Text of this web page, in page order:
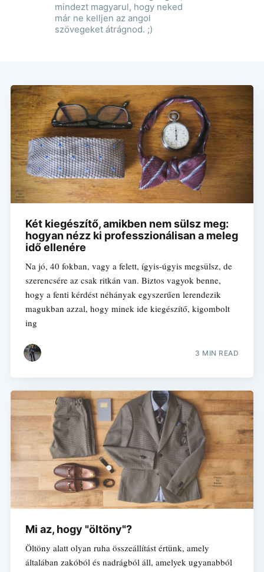
mindezt magyarul, hogy neked
már ne kelljen az angol
szövegeket átrágnod. ;)
Két kiegészítő, amikben nem sülsz meg:
hogyan nézz ki professzionálisan a meleg
idő ellenére
Na jó, 40 fokban, vagy a felett, ígyis-úgyis megsülsz, de
szerencsére az csak ritkán van. Biztos vagyok benne,
hogy a fenti kérdést néhányak egyszerűen lerendezik
magukban azzal, hogy minek ide kiegészítő, kigombolt
ing
3 MIN READ
Mi az, hogy "öltöny"?
Öltöny alatt olyan ruha összeállítást értünk, amely
általában zakóból és nadrágból áll, amelyek ugyanabból